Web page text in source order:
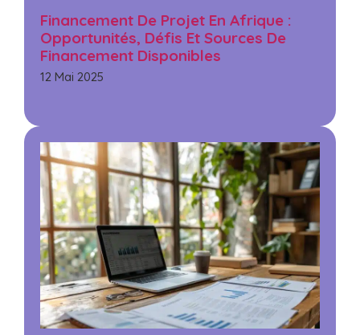
Financement De Projet En Afrique :
Opportunités, Défis Et Sources De
Financement Disponibles
12 Mai 2025